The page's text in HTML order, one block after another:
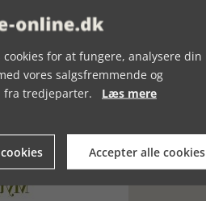
for at fungere, analysere din
vores salgsfremmende og
fra tredjeparter. Læs mere
Accepter alle cookies